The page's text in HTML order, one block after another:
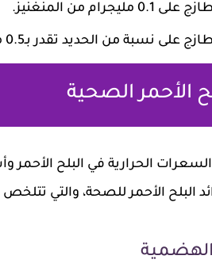
من المنغنيز.
على نسبة من الحديد تقدر بـ0.5 مليغرام.
الأحمر الصحية
الحرارية في البلح الأحمر
البلح الأحمر للصحة، والتي تتلخص